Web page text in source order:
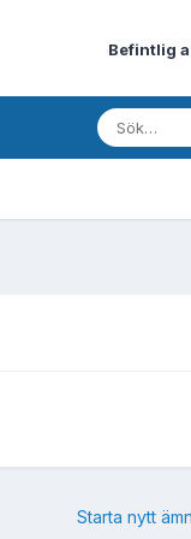
Befintlig
Starta nytt